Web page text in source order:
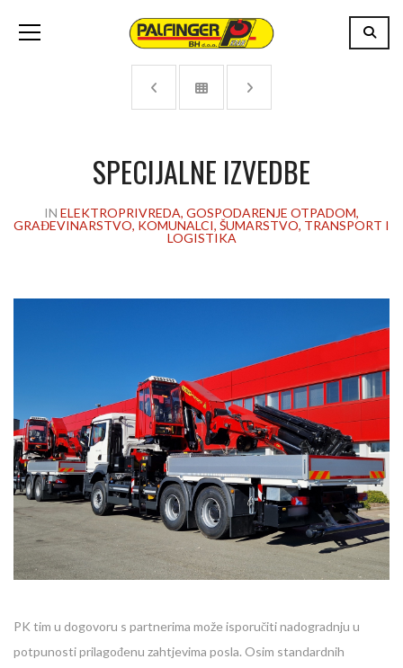
SPECIJALNE IZVEDBE
IN ELEKTROPRIVREDA, GOSPODARENJE OTPADOM,
GRAĐEVINARSTVO, KOMUNALCI, ŠUMARSTVO, TRANSPORT I
LOGISTIKA
PK tim u dogovoru s partnerima može isporučiti nadogradnju u
potpunosti prilagođenu zahtjevima posla. Osim standardnih